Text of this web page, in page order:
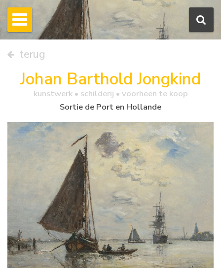
terug
Johan Barthold Jongkind
kunstwerk • schilderij • voorheen te koop
Sortie de Port en Hollande